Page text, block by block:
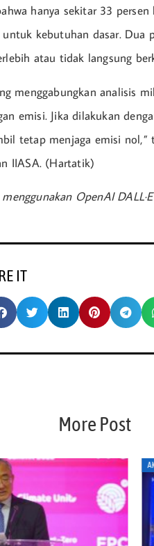
hanya sekitar 33
kebutuhan dasar. Dua
atau tidak langsung
menggabungkan analisis
emisi. Jika dilakukan
tetap menjaga emisi nol,”
IIASA. (Hartatik)
OpenAI
IT
More Post